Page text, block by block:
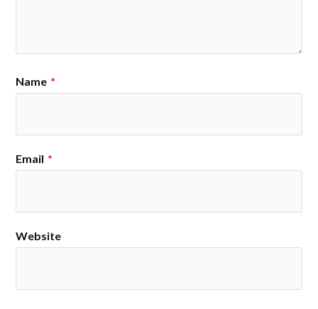
Name *
Email *
Website